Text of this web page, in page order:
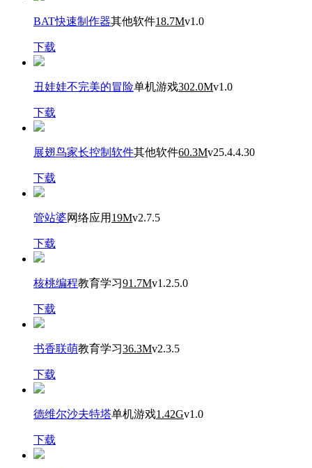
BAT快速制作器其他软件18.7Mv1.0
下载
丑娃娃不完美的冒险单机游戏302.0Mv1.0
下载
展翅鸟家长控制软件其他软件60.3Mv25.4.4.30
下载
管站婆网络应用 19Mv2.7.5
下载
核桃编程教育学习91.7Mv1.2.5.0
下载
书香联萌教育学习36.3Mv2.3.5
下载
德维尔沙夫特塔单机游戏1.42Gv1.0
下载